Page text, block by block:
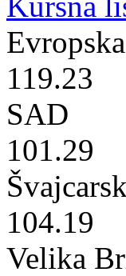
119.23
SAD
101.29
104.19
Velika